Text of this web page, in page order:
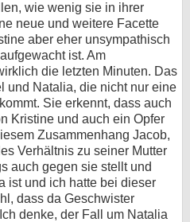
wie wenig sie in ihrer
neue und weitere Facette
aber eher unsympathisch
ist. Am
die letzten Minuten. Das
und Natalia, die nicht nur eine
Sie erkennt, dass auch
Kristine und auch ein Opfer
Zusammenhang Jacob,
Verhältnis zu seiner Mutter
auch gegen sie stellt und
ist und ich hatte bei dieser
dass da Geschwister
denke, der Fall um Natalia